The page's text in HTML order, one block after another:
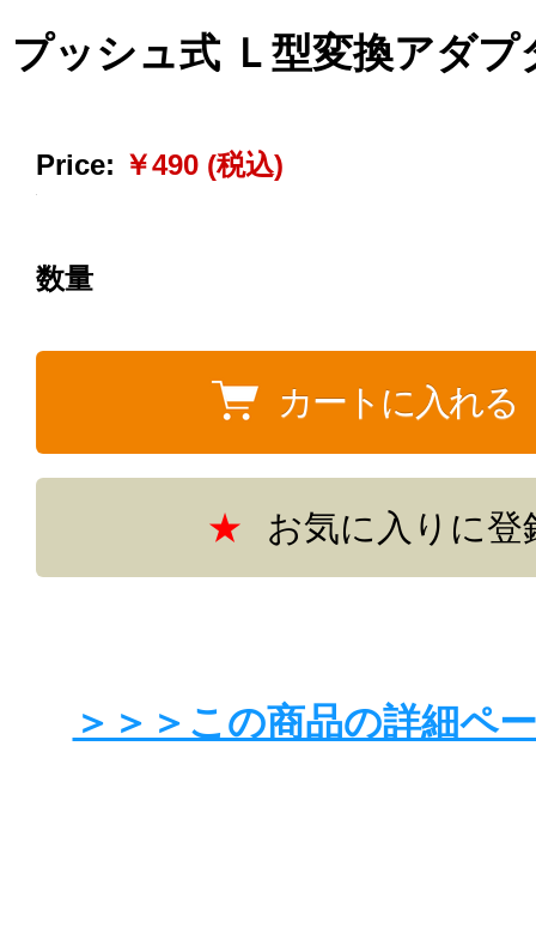
プッシュ式 Ｌ型変換アダプ
Price: ￥490 (税込)
数量
お気に入りに登
＞＞＞この商品の詳細ペ